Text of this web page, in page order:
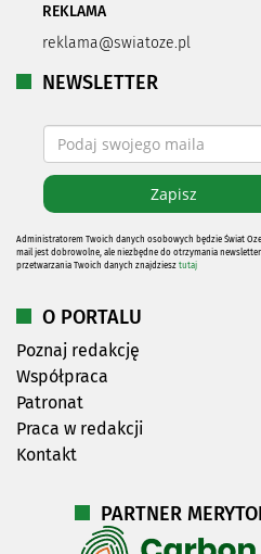
REKLAMA
reklama@swiatoze.pl
NEWSLETTER
Administratorem Twoich danych osobowych będzie Świat
mail jest dobrowolne, ale niezbędne do otrzymania
przetwarzania Twoich danych znajdziesz tutaj
O PORTALU
Poznaj redakcję
Współpraca
Patronat
Praca w redakcji
Kontakt
PARTNER